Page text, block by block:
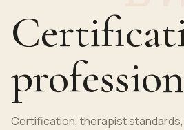
Certification, therapist